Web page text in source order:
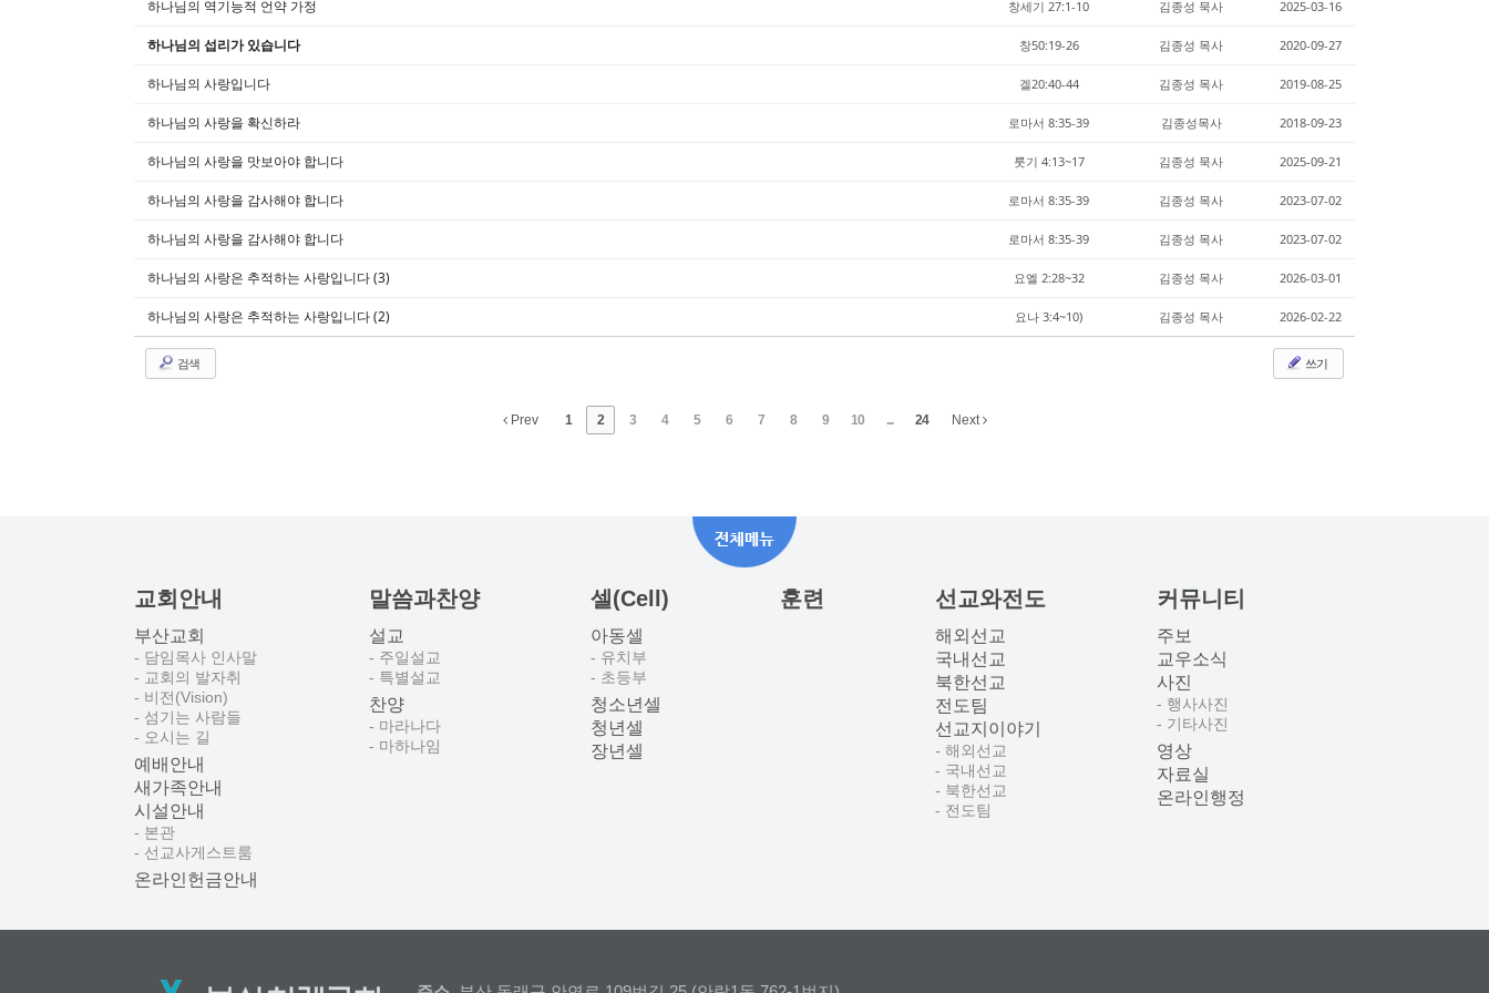
하나님의 역기능적 언약 가정 창세기 27:1-10 김종성 묵사 2025-03-16
하나님의 섭리가 있습니다 창50:19-26 김종성 목사 2020-09-27
하나님의 사랑입니다 겔20:40-44 김종성 목사 2019-08-25
하나님의 사랑을 확신하라 로마서 8:35-39 김종성목사 2018-09-23
하나님의 사랑을 맛보아야 합니다 룻기 4:13~17 김종성 묵사 2025-09-21
하나님의 사랑을 감사해야 합니다 로마서 8:35-39 김종성 목사 2023-07-02
하나님의 사랑을 감사해야 합니다 로마서 8:35-39 김종성 목사 2023-07-02
하나님의 사랑은 추적하는 사랑입니다 (3) 요엘 2:28~32 김종성 목사 2026-03-01
하나님의 사랑은 추적하는 사랑입니다 (2) 요나 3:4~10) 김종성 목사 2026-02-22
검색 쓰기
Prev 1 2 3 4 5 6 7 8 9 10 ... 24 Next
교회안내
부산교회
- 담임목사 인사말
- 교회의 발자취
- 비전(Vision)
- 섬기는 사람들
- 오시는 길
예배안내
새가족안내
시설안내
- 본관
- 선교사게스트룸
온라인헌금안내
말씀과찬양
설교
- 주일설교
- 특별설교
찬양
- 마라나다
- 마하나임
셀(Cell)
아동셀
- 유치부
- 초등부
청소년셀
청년셀
장년셀
훈련 선교와전도
해외선교
국내선교
북한선교
전도팀
선교지이야기
- 해외선교
- 국내선교
- 북한선교
- 전도팀
커뮤니티
주보
교우소식
사진
- 행사사진
- 기타사진
영상
자료실
온라인행정